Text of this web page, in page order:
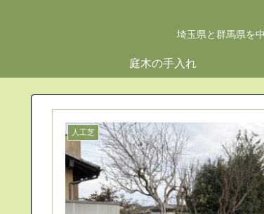
埼玉県と群馬県を
庭木の手入れ
人工芝